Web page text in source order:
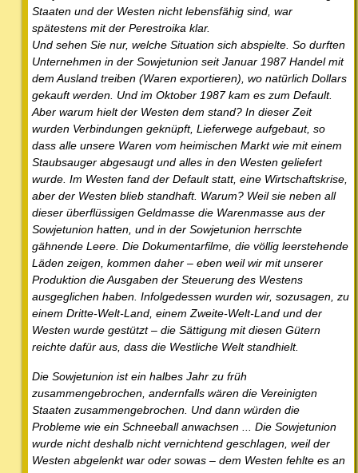
Staaten und der Westen nicht lebensfähig sind, war
spätestens mit der Perestroika klar.
Und sehen Sie nur, welche Situation sich abspielte. So durften
Unternehmen in der Sowjetunion seit Januar 1987 Handel mit
dem Ausland treiben (Waren exportieren), wo natürlich Dollars
gekauft werden. Und im Oktober 1987 kam es zum Default.
Aber warum hielt der Westen dem stand? In dieser Zeit
wurden Verbindungen geknüpft, Lieferwege aufgebaut, so
dass alle unsere Waren vom heimischen Markt wie mit einem
Staubsauger abgesaugt und alles in den Westen geliefert
wurde. Im Westen fand der Default statt, eine Wirtschaftskrise,
aber der Westen blieb standhaft. Warum? Weil sie neben all
dieser überflüssigen Geldmasse die Warenmasse aus der
Sowjetunion hatten, und in der Sowjetunion herrschte
gähnende Leere. Die Dokumentarfilme, die völlig leerstehende
Läden zeigen, kommen daher – eben weil wir mit unserer
Produktion die Ausgaben der Steuerung des Westens
ausgeglichen haben. Infolgedessen wurden wir, sozusagen, zu
einem Dritte-Welt-Land, einem Zweite-Welt-Land und der
Westen wurde gestützt – die Sättigung mit diesen Gütern
reichte dafür aus, dass die Westliche Welt standhielt.
Die Sowjetunion ist ein halbes Jahr zu früh
zusammengebrochen, andernfalls wären die Vereinigten
Staaten zusammengebrochen. Und dann würden die
Probleme wie ein Schneeball anwachsen ... Die Sowjetunion
wurde nicht deshalb nicht vernichtend geschlagen, weil der
Westen abgelenkt war oder sowas – dem Westen fehlte es an